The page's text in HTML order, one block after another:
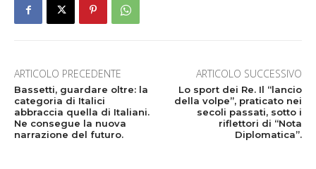
ARTICOLO PRECEDENTE
Bassetti, guardare oltre: la
categoria di Italici
abbraccia quella di Italiani.
Ne consegue la nuova
narrazione del futuro.
ARTICOLO SUCCESSIVO
Lo sport dei Re. Il “lancio
della volpe”, praticato nei
secoli passati, sotto i
riflettori di “Nota
Diplomatica”.